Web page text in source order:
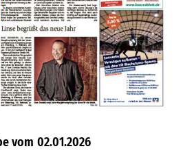
02.01.2026